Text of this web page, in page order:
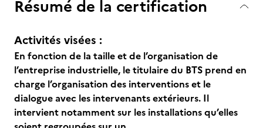
Résumé de la certification
Activités visées :
En fonction de la taille et de l’organisation de
l’entreprise industrielle, le titulaire du BTS prend en
charge l’organisation des interventions et le
dialogue avec les intervenants extérieurs. Il
intervient notamment sur les installations qu’elles